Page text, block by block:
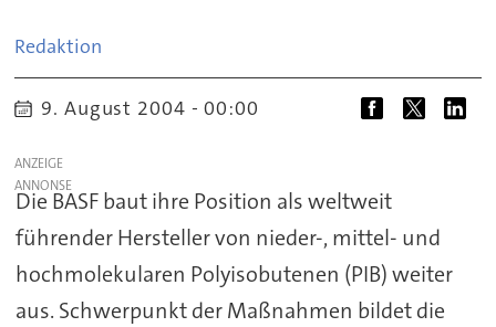
Redaktion
9. August 2004 - 00:00
ANZEIGE
Die BASF baut ihre Position als weltweit
führender Hersteller von nieder-, mittel- und
hochmolekularen Polyisobutenen (PIB) weiter
aus. Schwerpunkt der Maßnahmen bildet die